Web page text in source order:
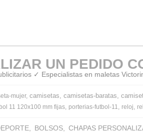
UN PEDIDO
✓ Especialistas en maletas
mujer camisetas camisetas-baratas
11 120x100 mm fijas porterias-futbol-11 reloj
BOLSOS CHAPAS